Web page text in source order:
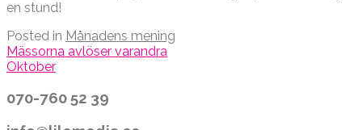
en stund!
Posted in Månadens mening
Post
navigation
Mässorna avlöser varandra
Oktober
070-760 52 39